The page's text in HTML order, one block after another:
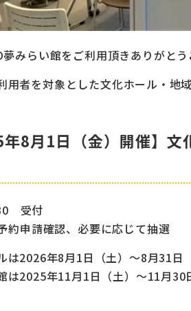
夢みらい館をご利用頂きありがとう
用者を対象とした文化ホール・地
年8月1日（金）開催】
受付
申請確認、必要に応じて抽選
は2026年8月1日（土）～8月31日
は2025年11月1日（土）～11月